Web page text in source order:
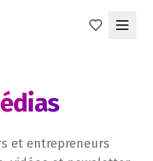
et entrepreneurs